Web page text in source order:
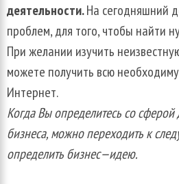
деятельности.На сегодняшний
проблем,для того,чтобы найти
Прижелании изучить
можете получить всю
Интернет.
КогдаВыопределитесьсосферой
бизнеса,можнопереходитьк
определитьбизнес—идею.